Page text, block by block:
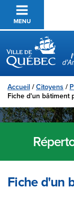
Passer au
MENU
Ville de Québec
Accueil /Citoyens /
Fiche d'un bâtiment
Fiche d'un